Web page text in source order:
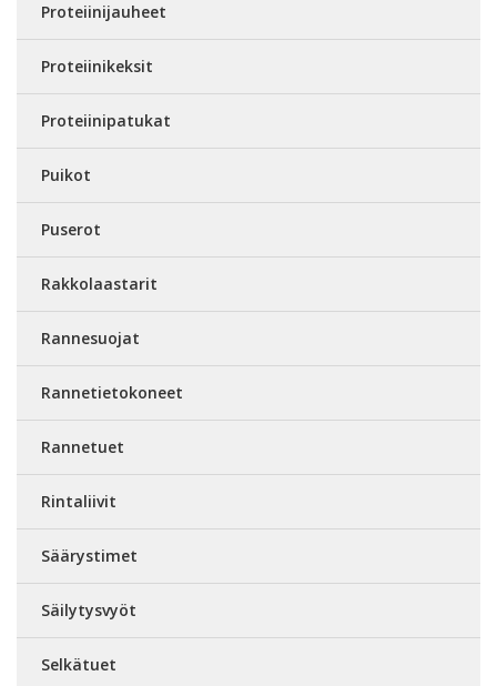
Proteiinijauheet
Proteiinikeksit
Proteiinipatukat
Puikot
Puserot
Rakkolaastarit
Rannesuojat
Rannetietokoneet
Rannetuet
Rintaliivit
Säärystimet
Säilytysvyöt
Selkätuet